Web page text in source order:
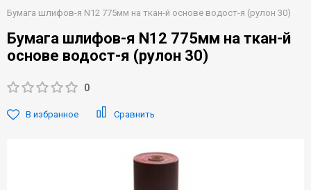
Бумага шлифов-я N12 775мм на ткан-й основе водост-я (рулон 30)
Бумага шлифов-я N12 775мм на ткан-й
основе водост-я (рулон 30)
0
В избранное Сравнить